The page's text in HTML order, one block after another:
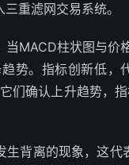
重滤网交易系统。
当MACD柱状图与
势。指标创新低，
们确认上升趋势，
背离的现象，这